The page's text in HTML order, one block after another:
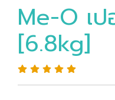
Me-O เป
[6.8kg]